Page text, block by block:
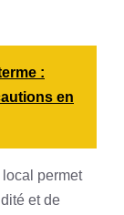
:
en
permet
et de